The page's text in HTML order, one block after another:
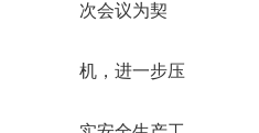
次会议为契
机，进一步压